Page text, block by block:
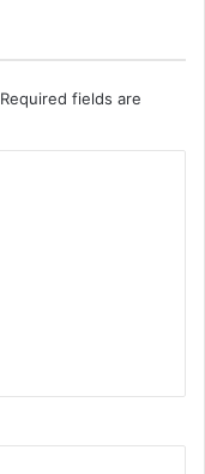
Required fields are